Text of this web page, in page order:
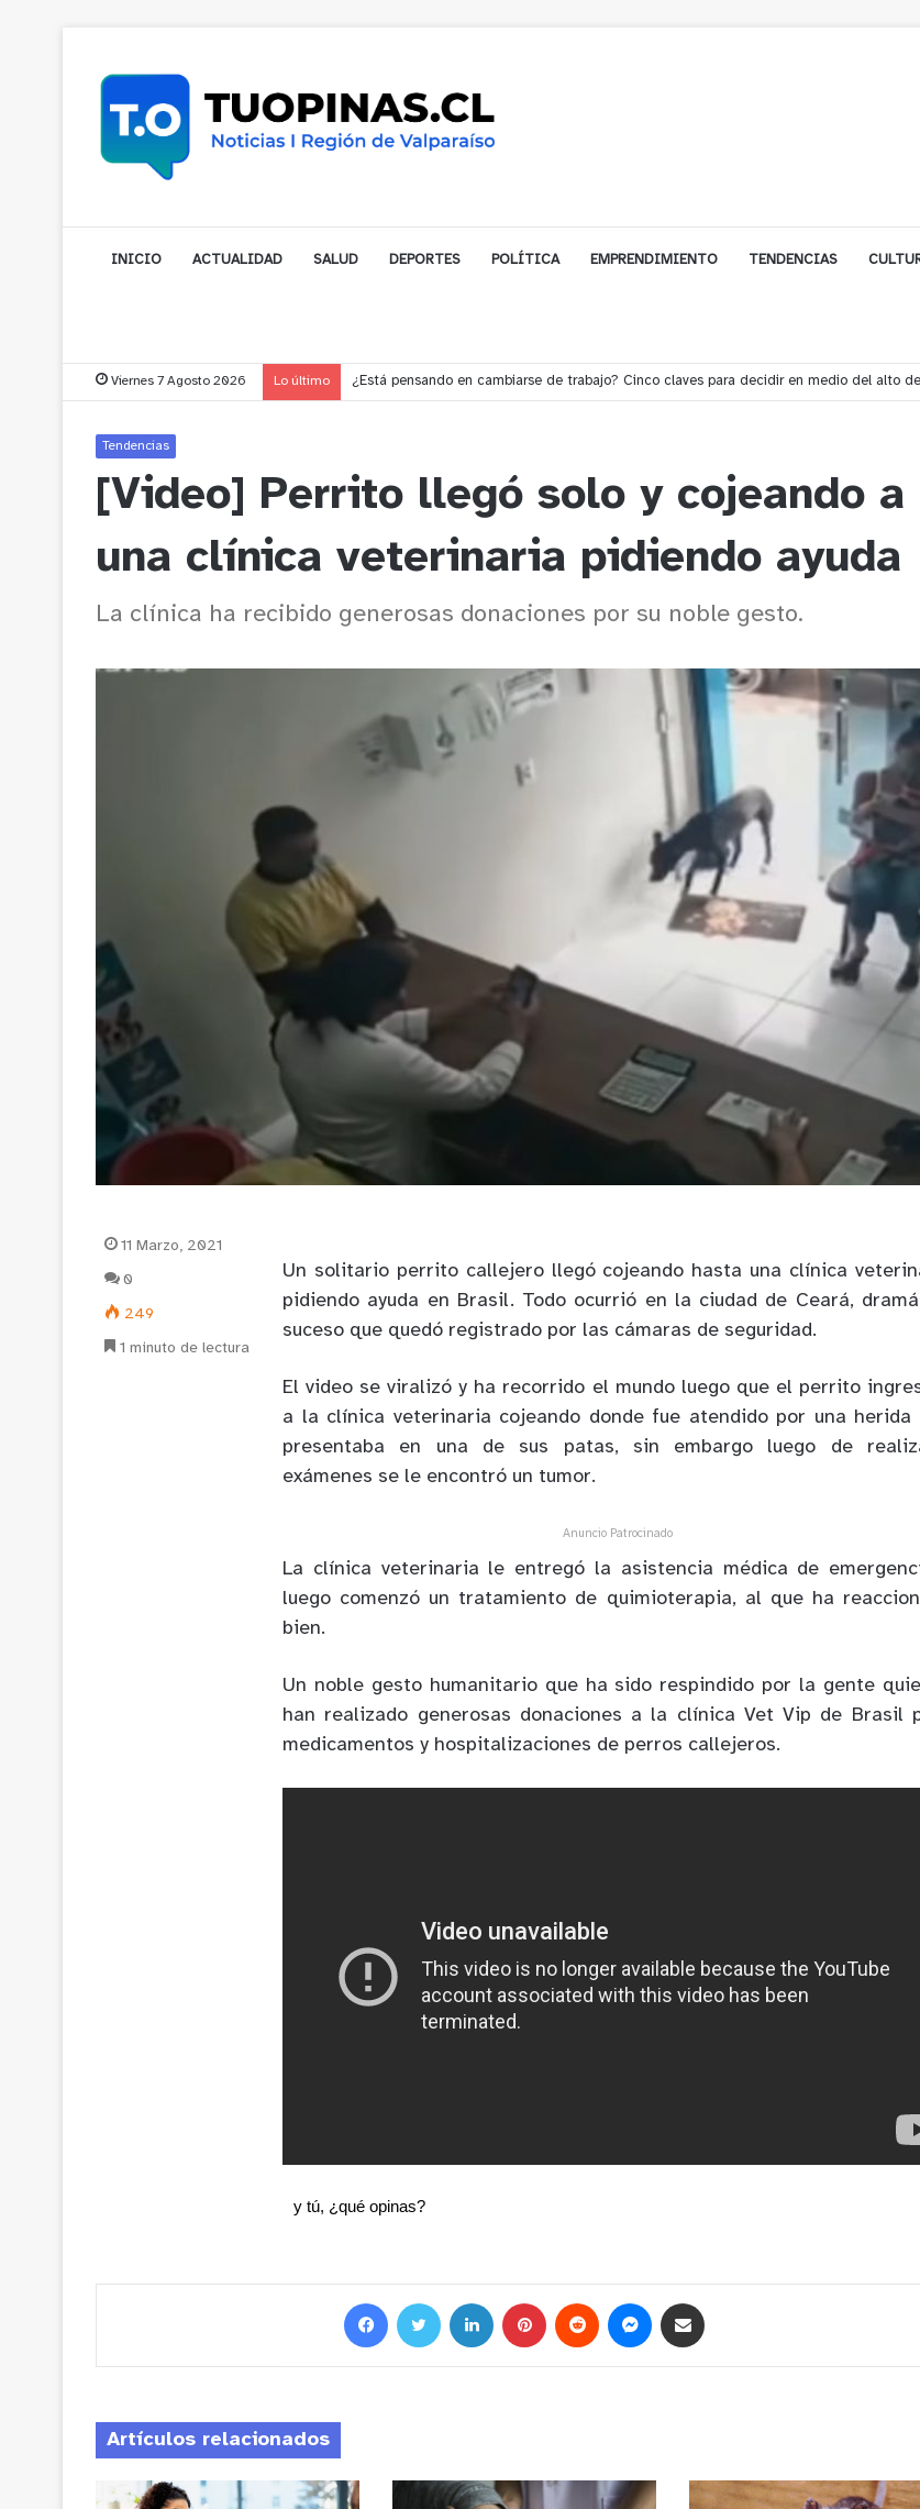
INICIO ACTUALIDAD SALUD DEPORTES POLÍTICA EMPRENDIMIENTO TENDENCIAS
Viernes 7 Agosto 2026 Lo último Gobernador compromete financiamiento para avanzar en la construcción del Puente
Tendencias
[Video] Perrito llegó solo y cojeando a
una clínica veterinaria pidiendo ayuda
La clínica ha recibido generosas donaciones por su noble gesto.
Un solitario perrito callejero llegó cojeando hasta una clínica
pidiendo ayuda en Brasil. Todo ocurrió en la ciudad de Ceará,
suceso que quedó registrado por las cámaras de seguridad.
El video se viralizó y ha recorrido el mundo luego que el perrito
a la clínica veterinaria cojeando donde fue atendido por una herida
presentaba en una de sus patas, sin embargo luego de
exámenes se le encontró un tumor.
Anuncio Patrocinado
La clínica veterinaria le entregó la asistencia médica de
luego comenzó un tratamiento de quimioterapia, al que ha
bien.
Un noble gesto humanitario que ha sido respindido por la gente
han realizado generosas donaciones a la clínica Vet Vip de Brasil
medicamentos y hospitalizaciones de perros callejeros.
y tú, ¿qué opinas?
11 Marzo, 2021
0
249
1 minuto de lectura
Artículos relacionados